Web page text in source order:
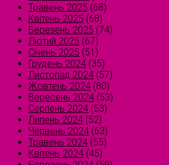
Травень 2025 (68)
Квітень 2025 (68)
Березень 2025 (74)
Лютий 2025 (67)
Січень 2025 (51)
Грудень 2024 (35)
Листопад 2024 (57)
Жовтень 2024 (80)
Вересень 2024 (53)
Серпень 2024 (53)
Липень 2024 (52)
Червень 2024 (63)
Травень 2024 (55)
Квітень 2024 (45)